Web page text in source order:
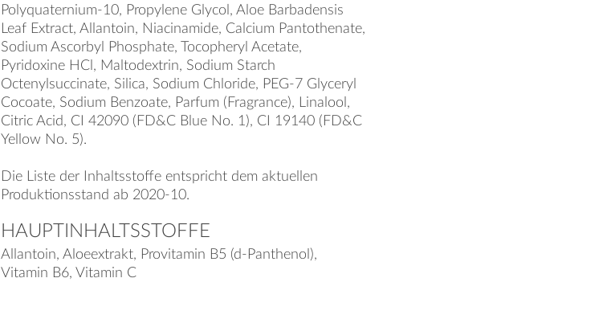
Polyquaternium-10, Propylene Glycol, Aloe Barbadensis
Leaf Extract, Allantoin, Niacinamide, Calcium Pantothenate,
Sodium Ascorbyl Phosphate, Tocopheryl Acetate,
Pyridoxine HCl, Maltodextrin, Sodium Starch
Octenylsuccinate, Silica, Sodium Chloride, PEG-7 Glyceryl
Cocoate, Sodium Benzoate, Parfum (Fragrance), Linalool,
Citric Acid, CI 42090 (FD&C Blue No. 1), CI 19140 (FD&C
Yellow No. 5).
Die Liste der Inhaltsstoffe entspricht dem aktuellen
Produktionsstand ab 2020-10.
HAUPTINHALTSSTOFFE
Allantoin, Aloeextrakt, Provitamin B5 (d-Panthenol),
Vitamin B6, Vitamin C